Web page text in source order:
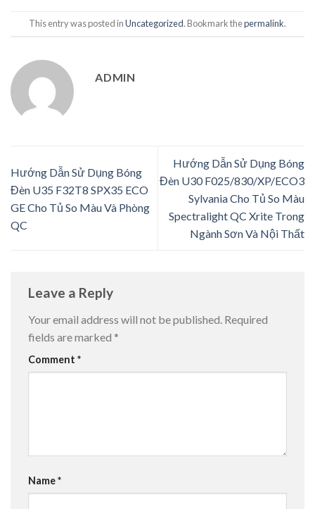
This entry was posted inUncategorized. Bookmark thepermalink.
ADMIN
Hướng Dẫn Sử Dụng Bóng
Đèn U35 F32T8 SPX35 ECO
GE Cho Tủ So Màu Và Phòng
QC
Hướng Dẫn Sử Dụng Bóng
Đèn U30 F025/830/XP/ECO3
Sylvania Cho Tủ So Màu
Spectralight QC Xrite Trong
Ngành Sơn Và Nội Thất
Leave a Reply
Your email address will not be published. Required
fields are marked *
Comment *
Name*